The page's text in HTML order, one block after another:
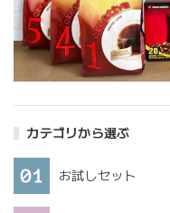
カテゴリから選ぶ
お試しセット